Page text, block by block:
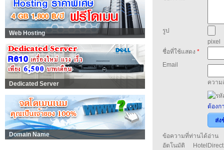
Web Hosting
Dedicated Server
Domain Name
รูป
pixel
ชื่อที่ใช้แสดง *
Email
ความ
ต้องก
ส่ง
ข้อความที่ท่านได้อ่าน
อัตโนมัติ